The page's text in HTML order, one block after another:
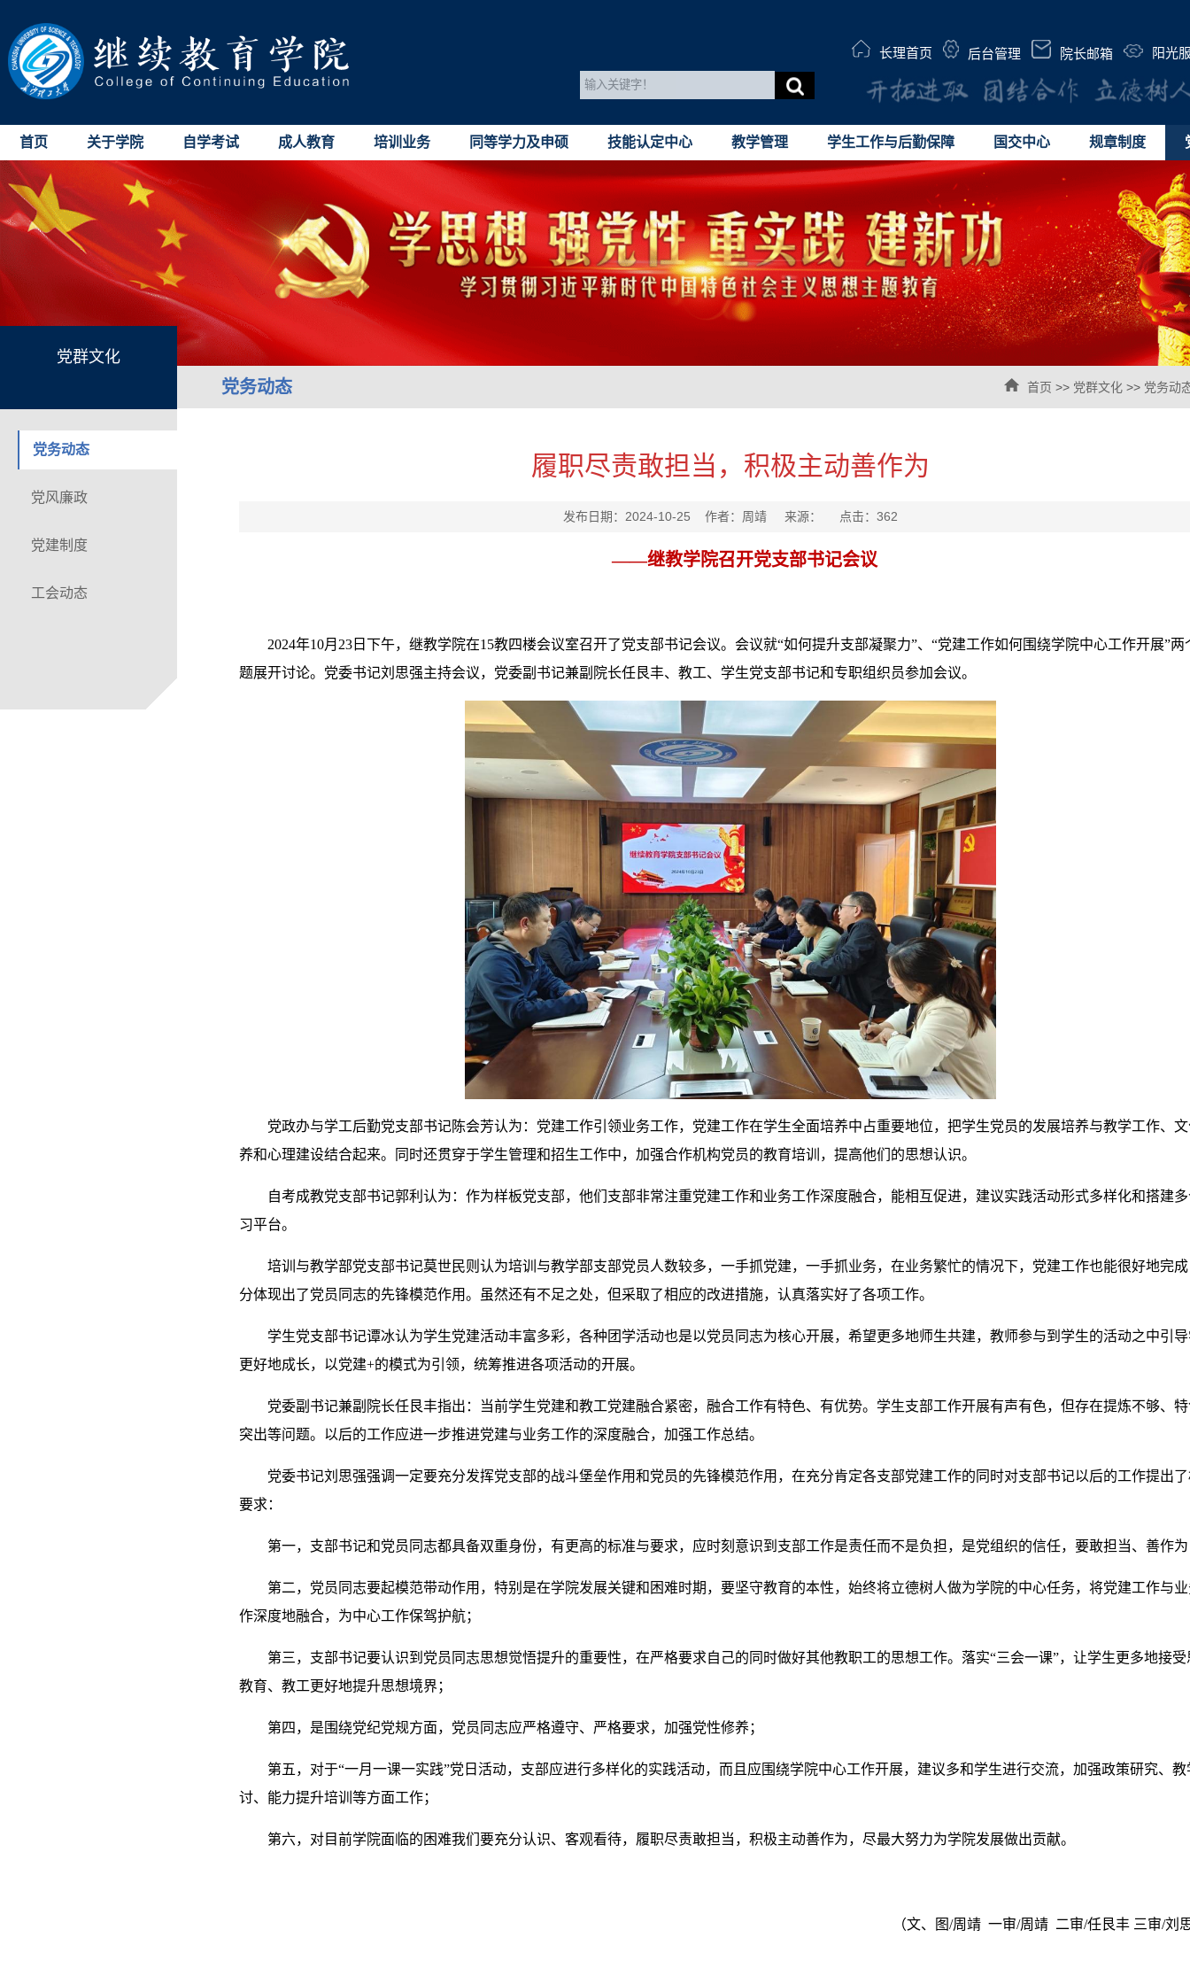
长理首页 后台管理 院长邮箱 阳光
首页 关于学院 自学考试 成人教育 培训业务 同等学力及申硕 技能认定中心 教学管理 学生工作与后勤保障 国交中心 规章制度
党群文化
党务动态 首页 >> 党群文化 >> 党务动
党务动态
党风廉政
党建制度
工会动态
履职尽责敢担当，积极主动善作为
发布日期：2024-10-25 作者：周靖 来源： 点击： 362
——继教学院召开党支部书记会议
2024年10月23日下午，继教学院在15教四楼会议室召开了党支部书记会议。会议就“如何提升支部凝聚力”、“党建工作如何围绕学院中心工作开展”两
题展开讨论。党委书记刘思强主持会议，党委副书记兼副院长任艮丰、教工、学生党支部书记和专职组织员参加会议。
党政办与学工后勤党支部书记陈会芳认为：党建工作引领业务工作，党建工作在学生全面培养中占重要地位，把学生党员的发展培养与教学工作、
养和心理建设结合起来。同时还贯穿于学生管理和招生工作中，加强合作机构党员的教育培训，提高他们的思想认识。
自考成教党支部书记郭利认为：作为样板党支部，他们支部非常注重党建工作和业务工作深度融合，能相互促进，建议实践活动形式多样化和搭建
习平台。
培训与教学部党支部书记莫世民则认为培训与教学部支部党员人数较多，一手抓党建，一手抓业务，在业务繁忙的情况下，党建工作也能很好地完
分体现出了党员同志的先锋模范作用。虽然还有不足之处，但采取了相应的改进措施，认真落实好了各项工作。
学生党支部书记谭冰认为学生党建活动丰富多彩，各种团学活动也是以党员同志为核心开展，希望更多地师生共建，教师参与到学生的活动之中引
更好地成长，以党建+的模式为引领，统筹推进各项活动的开展。
党委副书记兼副院长任艮丰指出：当前学生党建和教工党建融合紧密，融合工作有特色、有优势。学生支部工作开展有声有色，但存在提炼不够、
突出等问题。以后的工作应进一步推进党建与业务工作的深度融合，加强工作总结。
党委书记刘思强强调一定要充分发挥党支部的战斗堡垒作用和党员的先锋模范作用，在充分肯定各支部党建工作的同时对支部书记以后的工作提出
要求：
第一，支部书记和党员同志都具备双重身份，有更高的标准与要求，应时刻意识到支部工作是责任而不是负担，是党组织的信任，要敢担当、善作
第二，党员同志要起模范带动作用，特别是在学院发展关键和困难时期，要坚守教育的本性，始终将立德树人做为学院的中心任务，将党建工作与
作深度地融合，为中心工作保驾护航；
第三，支部书记要认识到党员同志思想觉悟提升的重要性，在严格要求自己的同时做好其他教职工的思想工作。落实“三会一课”，让学生更多地接受
教育、教工更好地提升思想境界；
第四，是围绕党纪党规方面，党员同志应严格遵守、严格要求，加强党性修养；
第五，对于“一月一课一实践”党日活动，支部应进行多样化的实践活动，而且应围绕学院中心工作开展，建议多和学生进行交流，加强政策研究、教
讨、能力提升培训等方面工作；
第六，对目前学院面临的困难我们要充分认识、客观看待，履职尽责敢担当，积极主动善作为，尽最大努力为学院发展做出贡献。
（文、图/周靖 一审/周靖 二审/任艮丰 三审/刘